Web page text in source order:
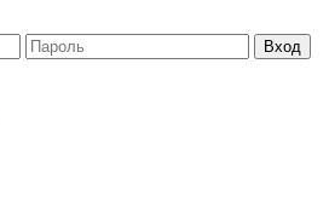
Вход